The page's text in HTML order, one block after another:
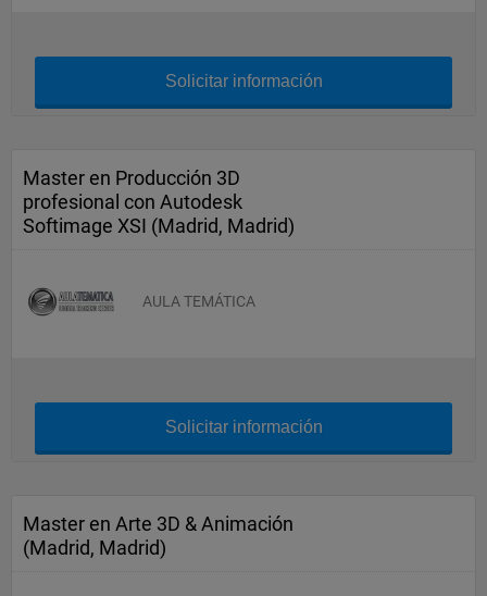
Solicitar información
Master en Producción 3D
profesional con Autodesk
Softimage XSI (Madrid, Madrid)
AULA TEMÁTICA
Solicitar información
Master en Arte 3D & Animación
(Madrid, Madrid)